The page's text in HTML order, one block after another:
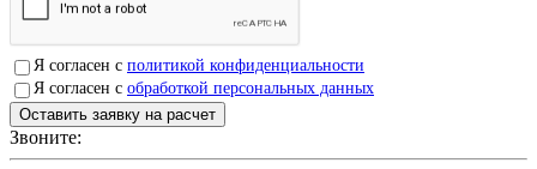
Я согласен с политикой конфиденциальности
Я согласен с обработкой персональных данных
Звоните: